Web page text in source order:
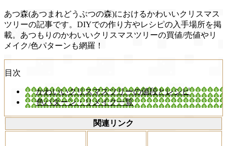
あつ森(あつまれどうぶつの森)におけるかわいいクリスマス
ツリーの記事です。DIYでの作り方やレシピの入手場所を掲
載。あつもりのかわいいクリスマスツリーの買値/売値やリ
メイク/色パターンも網羅！
目次
かわいいクリスマスツリーの値段とレシピ
色パターン・リメイク一覧
関連リンク